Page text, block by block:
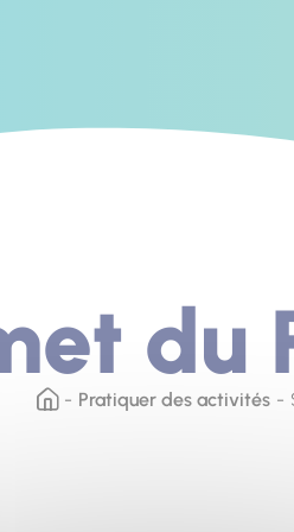
du
Pratiquer des activités